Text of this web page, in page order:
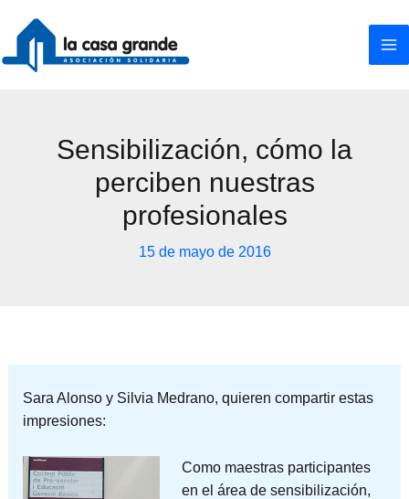
contenido
Sensibilización, cómo la
perciben nuestras
profesionales
15 de mayo de 2016
Sara Alonso y Silvia Medrano, quieren compartir estas
impresiones:
Como maestras participantes
en el área de sensibilización,